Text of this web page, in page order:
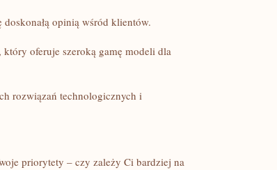
opinią wśród klientów.
oferuje szeroką gamę modeli dla
rozwiązań technologicznych i
priorytety – czy zależy Ci bardziej na